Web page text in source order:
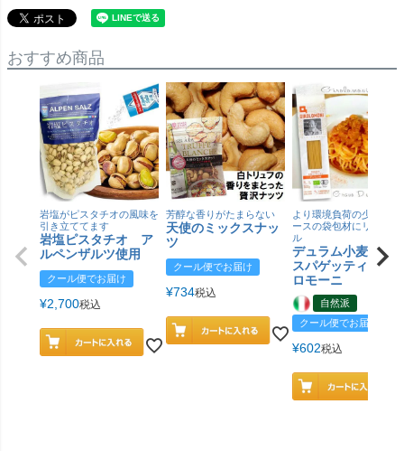
おすすめ商品
岩塩がピスタチオの風味を
引き立ててます
岩塩ピスタチオ ア
ルペンザルツ使用
クール便でお届け
¥2,700税込
芳醇な香りがたまらない
天使のミックスナッ
ツ
クール便でお届け
¥734税込
より環境負荷の少ない紙
ースの袋包材にリニュー
ル
デュラム小麦 有
スパゲッティ／ジ
ロモーニ
自然派
クール便でお届け
¥602税込